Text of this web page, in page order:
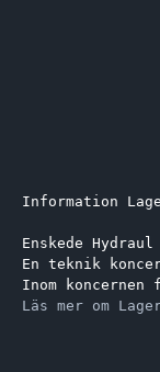
Information
Enskede
En teknik
Inom
Läs mer om